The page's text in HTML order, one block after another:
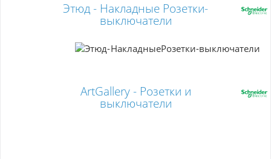
Этюд - Накладные Розетки-
выключатели
ArtGallery - Розетки и
выключатели